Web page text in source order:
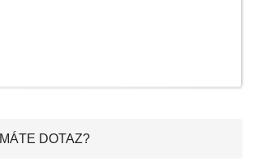
MÁTE DOTAZ?